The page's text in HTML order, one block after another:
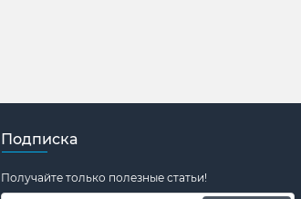
Подписка
Получайте только полезные статьи!